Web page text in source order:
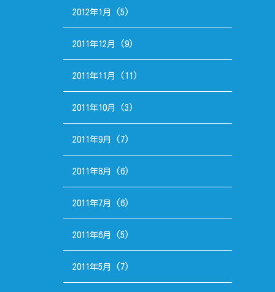
2012年1月 (5)
2011年12月 (9)
2011年11月 (11)
2011年10月 (3)
2011年9月 (7)
2011年8月 (6)
2011年7月 (6)
2011年6月 (5)
2011年5月 (7)